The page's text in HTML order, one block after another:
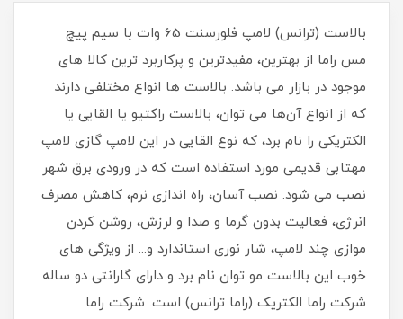
بالاست (ترانس) لامپ فلورسنت 65 وات با سیم پیچ
مس راما از بهترین، مفیدترین و پرکاربرد ترین کالا های
موجود در بازار می باشد. بالاست ها انواع مختلفی دارند
که از انواع آن‌ها می توان، بالاست راکتیو یا القایی یا
الکتریکی را نام برد، که نوع القایی در این لامپ گازی لامپ
مهتابی قدیمی مورد استفاده است که در ورودی برق شهر
نصب می شود. نصب آسان، راه اندازی نرم، کاهش مصرف
انرژی، فعالیت بدون گرما و صدا و لرزش، روشن کردن
موازی چند لامپ، شار نوری استاندارد و... از ویژگی های
خوب این بالاست مو توان نام برد و دارای گارانتی دو ساله
شرکت راما الکتریک (راما ترانس) است. شرکت راما